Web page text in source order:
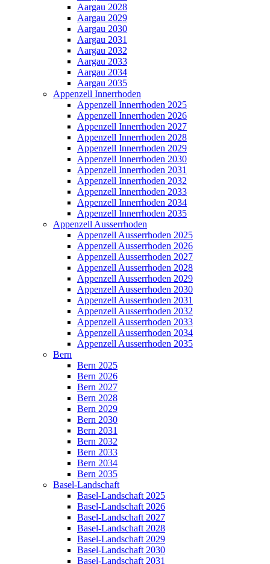
Aargau 2028
Aargau 2029
Aargau 2030
Aargau 2031
Aargau 2032
Aargau 2033
Aargau 2034
Aargau 2035
Appenzell Innerrhoden
Appenzell Innerrhoden 2025
Appenzell Innerrhoden 2026
Appenzell Innerrhoden 2027
Appenzell Innerrhoden 2028
Appenzell Innerrhoden 2029
Appenzell Innerrhoden 2030
Appenzell Innerrhoden 2031
Appenzell Innerrhoden 2032
Appenzell Innerrhoden 2033
Appenzell Innerrhoden 2034
Appenzell Innerrhoden 2035
Appenzell Ausserrhoden
Appenzell Ausserrhoden 2025
Appenzell Ausserrhoden 2026
Appenzell Ausserrhoden 2027
Appenzell Ausserrhoden 2028
Appenzell Ausserrhoden 2029
Appenzell Ausserrhoden 2030
Appenzell Ausserrhoden 2031
Appenzell Ausserrhoden 2032
Appenzell Ausserrhoden 2033
Appenzell Ausserrhoden 2034
Appenzell Ausserrhoden 2035
Bern
Bern 2025
Bern 2026
Bern 2027
Bern 2028
Bern 2029
Bern 2030
Bern 2031
Bern 2032
Bern 2033
Bern 2034
Bern 2035
Basel-Landschaft
Basel-Landschaft 2025
Basel-Landschaft 2026
Basel-Landschaft 2027
Basel-Landschaft 2028
Basel-Landschaft 2029
Basel-Landschaft 2030
Basel-Landschaft 2031